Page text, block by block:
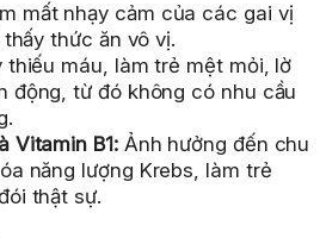
mất nhạy cảm của các gai vị
thức ăn vô vị.
thiếu máu, làm trẻ mệt mỏi, lờ
động, từ đó không có nhu cầu
Vitamin B1:Ảnh hưởng đến chu
năng lượng Krebs, làm trẻ
thật sự.